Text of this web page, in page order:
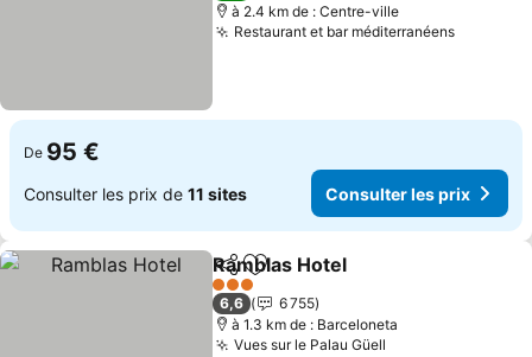
à 2.4 km de : Centre-ville
Restaurant et bar méditerranéens
De 95 €
Consulter les prix de 11 sites Consulter les prix
PartagerAjouter à mes favoris
Ramblas Hotel
3 Étoiles
6,6
6 755
à 1.3 km de : Barceloneta
Vues sur le Palau Güell